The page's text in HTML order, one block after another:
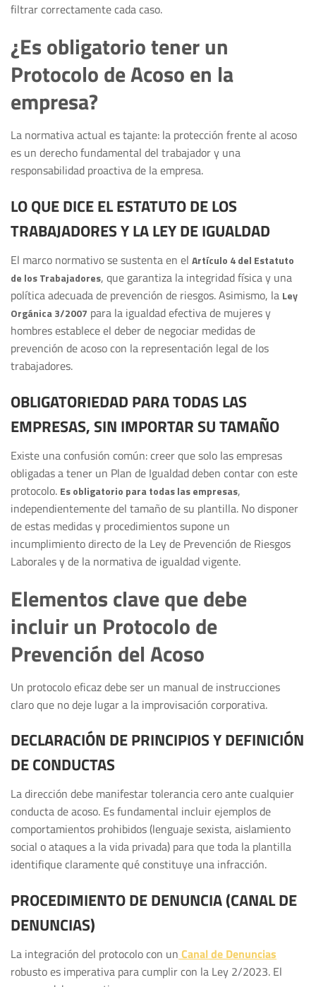
filtrar correctamente cada caso.
¿Es obligatorio tener un
Protocolo de Acoso en la
empresa?
La normativa actual es tajante: la protección frente al acoso
es un derecho fundamental del trabajador y una
responsabilidad proactiva de la empresa.
LO QUE DICE EL ESTATUTO DE LOS
TRABAJADORES Y LA LEY DE IGUALDAD
El marco normativo se sustenta en el Artículo 4 del Estatuto
de los Trabajadores, que garantiza la integridad física y una
política adecuada de prevención de riesgos. Asimismo, la Ley
Orgánica 3/2007 para la igualdad efectiva de mujeres y
hombres establece el deber de negociar medidas de
prevención de acoso con la representación legal de los
trabajadores.
OBLIGATORIEDAD PARA TODAS LAS
EMPRESAS, SIN IMPORTAR SU TAMAÑO
Existe una confusión común: creer que solo las empresas
obligadas a tener un Plan de Igualdad deben contar con este
protocolo. Es obligatorio para todas las empresas,
independientemente del tamaño de su plantilla. No disponer
de estas medidas y procedimientos supone un
incumplimiento directo de la Ley de Prevención de Riesgos
Laborales y de la normativa de igualdad vigente.
Elementos clave que debe
incluir un Protocolo de
Prevención del Acoso
Un protocolo eficaz debe ser un manual de instrucciones
claro que no deje lugar a la improvisación corporativa.
DECLARACIÓN DE PRINCIPIOS Y DEFINICIÓN
DE CONDUCTAS
La dirección debe manifestar tolerancia cero ante cualquier
conducta de acoso. Es fundamental incluir ejemplos de
comportamientos prohibidos (lenguaje sexista, aislamiento
social o ataques a la vida privada) para que toda la plantilla
identifique claramente qué constituye una infracción.
PROCEDIMIENTO DE DENUNCIA (CANAL DE
DENUNCIAS)
La integración del protocolo con un Canal de Denuncias
robusto es imperativa para cumplir con la Ley 2/2023. El